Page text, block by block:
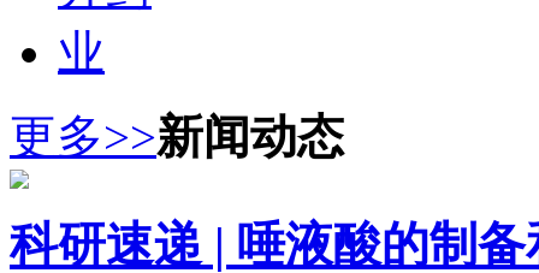
更多>>新闻动态
科研速递 | 唾液酸的制